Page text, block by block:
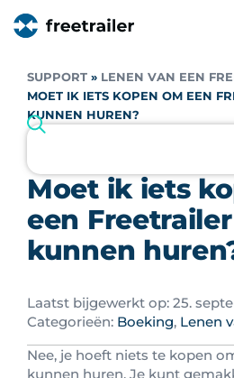
SUPPORT » LENEN VAN EEN
MOET IK IETS KOPEN OM EEN
KUNNEN HUREN?
Moet ik iets
een
kunnen
Laatst bijgewerkt op: 25.
Categorieën: Boeking, Lenen
Nee, je hoeft niets te kopen
kunnen huren. Je kunt